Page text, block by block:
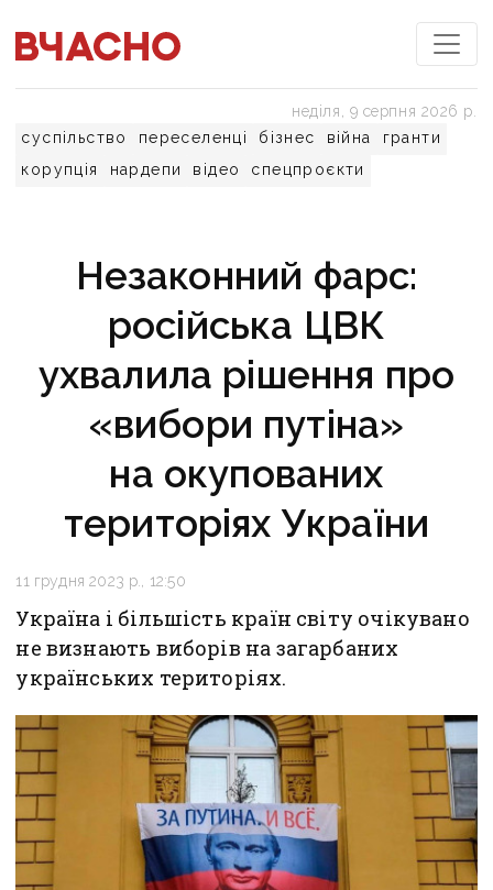
суспільство переселенці бізнес війна
гранти
корупція
нардепи відео спецпроєкти
неділя, 9 серпня 2026 р.
Незаконний фарс:
російська ЦВК
ухвалила рішення про
«вибори путіна»
на окупованих
територіях України
11 грудня 2023 р., 12:50
Україна і більшість країн світу очікувано
не визнають виборів на загарбаних
українських територіях.